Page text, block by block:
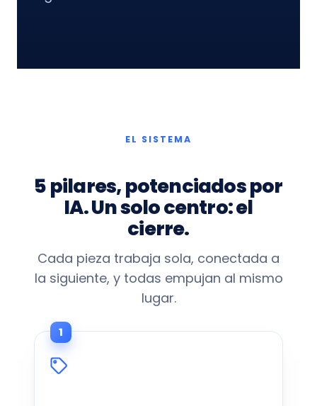
EL SISTEMA
5 pilares, potenciados por
IA. Un solo centro: el
cierre.
Cada pieza trabaja sola, conectada a
la siguiente, y todas empujan al mismo
lugar.
1